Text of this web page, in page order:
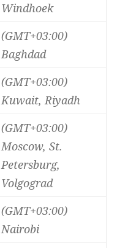
Windhoek
(GMT+03:00)
Baghdad
(GMT+03:00)
Kuwait, Riyadh
(GMT+03:00)
Moscow, St.
Petersburg,
Volgograd
(GMT+03:00)
Nairobi